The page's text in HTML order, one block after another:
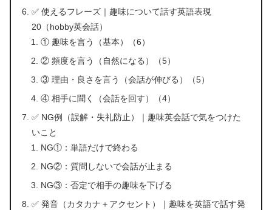
✅ 使えるフレーズ｜趣味について話す英語表現
20（hobby英会話）
① 趣味を言う（基本）（6）
② 頻度を言う（自然になる）（5）
③ 理由・良さを言う（会話が伸びる）（5）
④ 相手に聞く（会話を回す）（4）
✅ NG例（誤解・失礼防止）｜趣味英会話で気をつけた
いこと
NG①：単語だけで終わる
NG②：質問しないで会話が止まる
NG③：否定で相手の趣味を下げる
✅ 発音（カタカナ＋アクセント）｜趣味を英語で話す発